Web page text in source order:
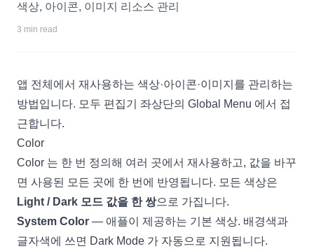
색상, 아이콘, 이미지 리소스 관리
3 min read
앱 전체에서 재사용하는 색상·아이콘·이미지를 관리하는
방법입니다. 모두 편집기 좌상단의 Global Menu 에서 접
근합니다.
Color
Color 는 한 번 정의해 여러 곳에서 재사용하고, 값을 바꾸
면 사용된 모든 곳에 한 번에 반영됩니다. 모든 색상은
Light / Dark 모드 값을 한 쌍으로 가집니다.
System Color — 애플이 제공하는 기본 색상. 배경색과
글자색에 쓰면 Dark Mode 가 자동으로 지원됩니다.